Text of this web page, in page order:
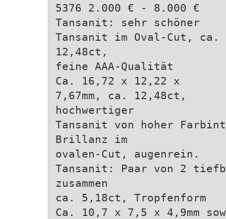
5376 2.000 € - 8.000 €
Tansanit: sehr schöner
Tansanit im Oval-Cut, ca.
12,48ct,
feine AAA-Qualität
Ca. 16,72 x 12,22 x
7,67mm, ca. 12,48ct,
hochwertiger
Tansanit von hoher
Brillanz im
ovalen-Cut, augenrein.
Tansanit: Paar von 2
zusammen
ca. 5,18ct, Tropfenform
Ca. 10,7 x 7,5 x 4,9mm